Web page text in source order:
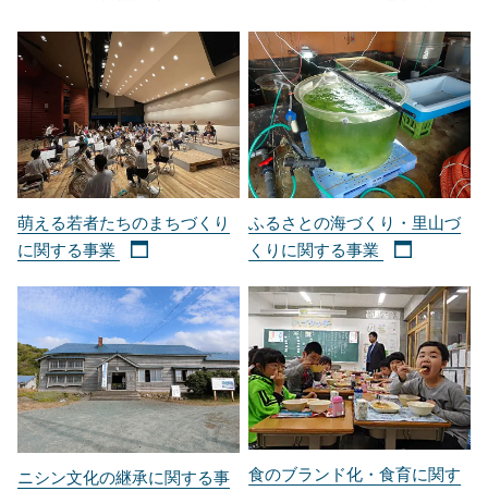
萌える若者たちのまちづくり
に関する事業
ふるさとの海づくり・里山づ
くりに関する事業
ニシン文化の継承に関する事
食のブランド化・食育に関す